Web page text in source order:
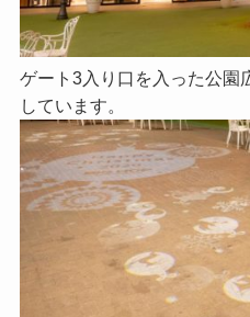
ゲート3入り口を入った公園
しています。